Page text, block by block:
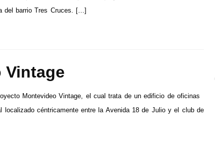
del barrio Tres Cruces. […]
Vintage
Montevideo Vintage, el cual trata de un edificio de oficinas
localizado céntricamente entre la Avenida 18 de Julio y el club de